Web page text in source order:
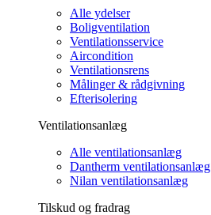
Alle ydelser
Boligventilation
Ventilationsservice
Aircondition
Ventilationsrens
Målinger & rådgivning
Efterisolering
Ventilationsanlæg
Alle ventilationsanlæg
Dantherm ventilationsanlæg
Nilan ventilationsanlæg
Tilskud og fradrag